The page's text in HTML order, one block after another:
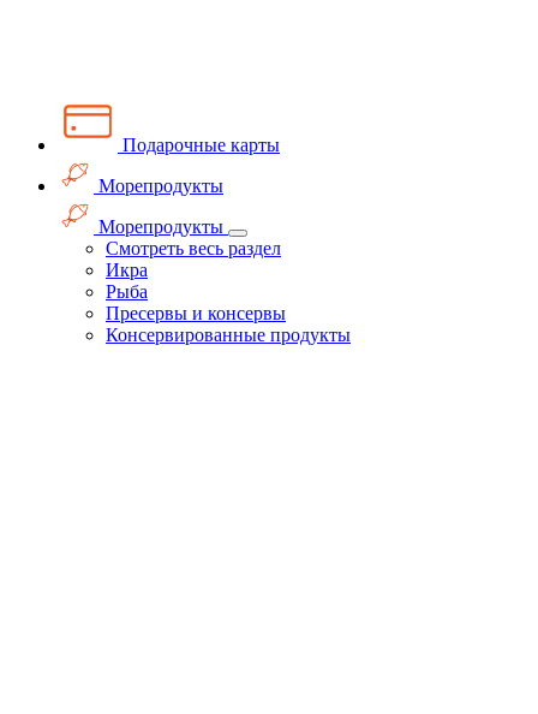
Подарочные карты
Морепродукты
Морепродукты
Смотреть весь раздел
Икра
Рыба
Пресервы и консервы
Консервированные продукты